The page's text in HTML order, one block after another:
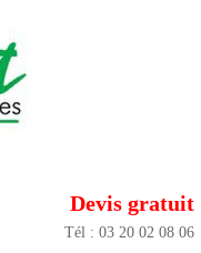
Devis gratuit
Tél : 03 20 02 08 06